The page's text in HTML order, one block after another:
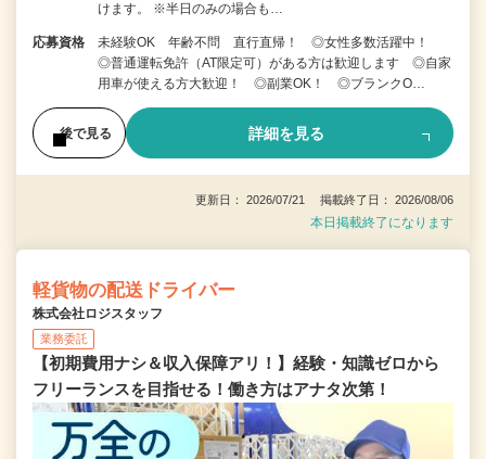
けます。 ※半日のみの場合も…
応募資格
未経験OK 年齢不問 直行直帰！ ◎女性多数活躍中！
◎普通運転免許（AT限定可）がある方は歓迎します ◎自家
用車が使える方大歓迎！ ◎副業OK！ ◎ブランクO…
後で見る 詳細を見る
更新日： 2026/07/21 掲載終了日： 2026/08/06
本日掲載終了になります
軽貨物の配送ドライバー
株式会社ロジスタッフ
業務委託
【初期費用ナシ＆収入保障アリ！】経験・知識ゼロから
フリーランスを目指せる！働き方はアナタ次第！